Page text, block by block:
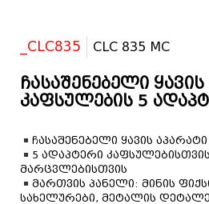
_CLC835 CLC 835 MC
ჩასაშენებელი
კაფსულების 5
ჩასაშენებელი ყავის აპარატი
5 ადაპტერი
მარცვლებისთვის
მართვის პანელი: მინის
სახელურები, მეტალის